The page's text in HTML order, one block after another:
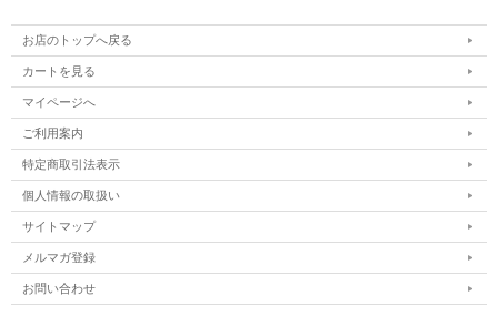
お店のトップへ戻る
カートを見る
マイページへ
ご利用案内
特定商取引法表示
個人情報の取扱い
サイトマップ
メルマガ登録
お問い合わせ